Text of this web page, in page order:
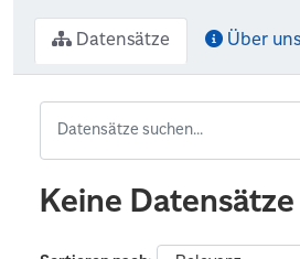
Datensätze Über uns
Keine